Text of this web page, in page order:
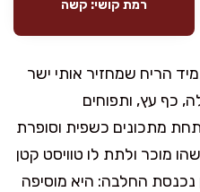
רמת קושי: קשה
הריח שמחזיר אותי ישר
כף עץ, ותפוחים
מתכונים כשפית וסופרת
מוכר ולתת לו טוויסט קטן
נכנסת החלבה: היא מוסיפה